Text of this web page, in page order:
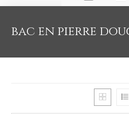
bac en pierre